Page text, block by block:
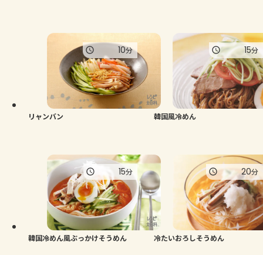
リャンバン
10分
韓国風冷めん
15分
韓国冷めん風ぶっかけそうめん
15分
冷たいおろしそうめん
20分